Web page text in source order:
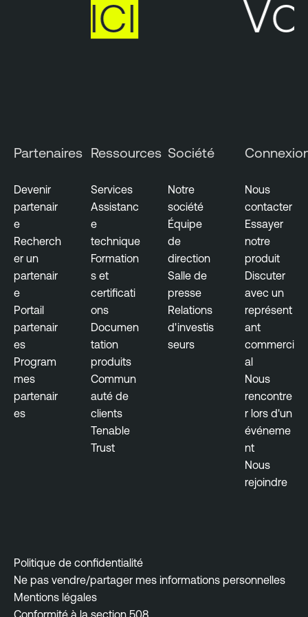
Partenaires
Devenir
partenair
e
Recherch
er un
partenair
e
Portail
partenair
es
Program
mes
partenair
es
Ressources
Services
Assistanc
e
technique
Formation
s et
certificati
ons
Documen
tation
produits
Commun
auté de
clients
Tenable
Trust
Société
Notre
société
Équipe
de
direction
Salle de
presse
Relations
d'investis
seurs
Nous
contacter
Essayer
notre
produit
Discuter
avec un
représent
ant
commerci
al
Nous
rencontre
r lors d'un
événeme
nt
Nous
rejoindre
Politique de confidentialité
Ne pas vendre/partager mes informations personnelles
Mentions légales